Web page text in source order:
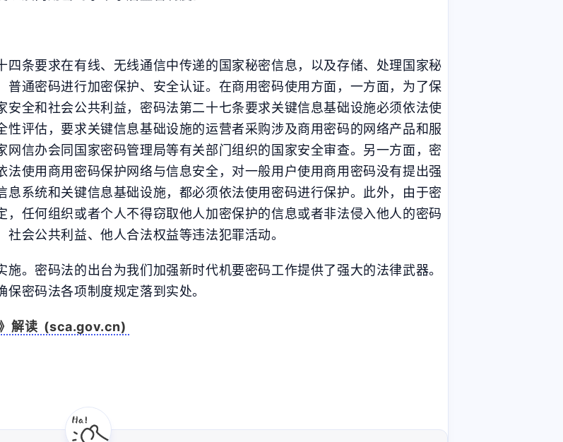
篇
条要求在有线、无线通信中传递的国家秘密信息，以及存储、处理国家秘
通密码进行加密保护、安全认证。在商用密码使用方面，一方面，为了保
安全和社会公共利益，密码法第二十七条要求关键信息基础设施必须依法使
评估，要求关键信息基础设施的运营者采购涉及商用密码的网络产品和服
信办会同国家密码管理局等有关部门组织的国家安全审查。另一方面，密
使用商用密码保护网络与信息安全，对一般用户使用商用密码没有提出强
系统和关键信息基础设施，都必须依法使用密码进行保护。此外，由于密
任何组织或者个人不得窃取他人加密保护的信息或者非法侵入他人的密码
会公共利益、他人合法权益等违法犯罪活动。
。密码法的出台为我们加强新时代机要密码工作提供了强大的法律武器。
密码法各项制度规定落到实处。
》解读 (sca.gov.cn)